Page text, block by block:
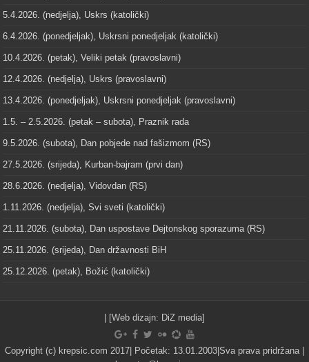
5.4.2026. (nedjelja), Uskrs (katolički)
6.4.2026. (ponedjeljak), Uskrsni ponedjeljak (katolički)
10.4.2026. (petak), Veliki petak (pravoslavni)
12.4.2026. (nedjelja), Uskrs (pravoslavni)
13.4.2026. (ponedjeljak), Uskrsni ponedjeljak (pravoslavni)
1.5. – 2.5.2026. (petak – subota), Praznik rada
9.5.2026. (subota), Dan pobjede nad fašizmom (RS)
27.5.2026. (srijeda), Kurban-bajram (prvi dan)
28.6.2026. (nedjelja), Vidovdan (RS)
1.11.2026. (nedjelja), Svi sveti (katolički)
21.11.2026. (subota), Dan uspostave Dejtonskog sporazuma (RS)
25.11.2026. (srijeda), Dan državnosti BiH
25.12.2026. (petak), Božić (katolički)
| [Web dizajn: DiZ media]
Copyright (c) krepsic.com 2017| Početak: 13.01.2003|Sva prava pridržana |